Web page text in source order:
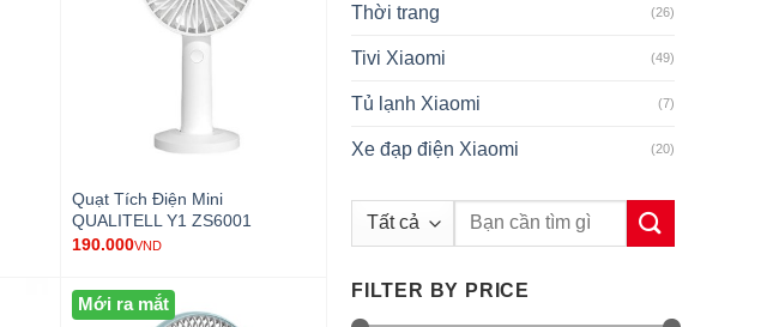
Quạt Tích Điện Mini
QUALITELL Y1 ZS6001
190.000VND
Mới ra mắt
Thời trang (26)
Tivi Xiaomi (49)
Tủ lạnh Xiaomi (7)
Xe đạp điện Xiaomi (20)
Search
FILTER BY PRICE